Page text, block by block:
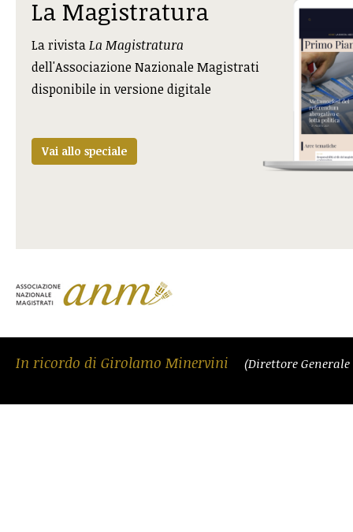
La Magistratura
La rivistaLa Magistratura
dell'Associazione Nazionale Magistrati
disponibile in versione digitale
Vai allo speciale
In ricordo di Girolamo Minervini (Direttore